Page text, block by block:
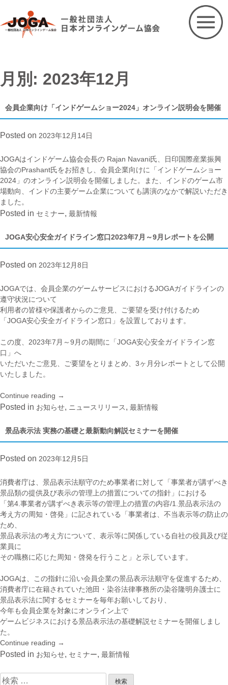
content
月別: 2023年12月
会員企業向け「インドゲームショー2024」オンライン説明会を開催
Posted on 2023年12月14日
JOGAはインドゲーム協会会長の Rajan Navani氏、日印国際産業振興
協会のPrashant氏をお招きし、会員企業向けに「インドゲームショー
2024」のオンライン説明会を開催しました。また、インドのゲーム市
場動向、インドの主要ゲーム企業についても講演のなかで解説いただき
ました。
Posted in セミナー, 最新情報
JOGA安心安全ガイドライン窓口2023年7月～9月レポートを公開
Posted on 2023年12月8日
JOGAでは、会員企業のゲームサービスにおけるJOGAガイドラインの
遵守状況について
利用者の皆様や保護者からのご意見、ご要望を受け付けるため
「JOGA安心安全ガイドライン窓口」を設置しております。
この度、2023年7月～9月の期間に「JOGA安心安全ガイドライン窓
口」へ
いただいたご意見、ご要望をとりまとめ、3ヶ月分レポートとして公開
いたしました。
Continue reading “JOGA
安
安
イ
ラ
イ
ン
窓
2023
7
～
9
月
レ
ポ
ト
を
開”
→
Posted in お知らせ, ニュースリリース, 最新情報
景品表示法 実務の基礎と最新動向解説セミナーを開催
Posted on 2023年12月5日
消費者庁は、景品表示法順守のため事業者に対して「事業者が講ずべき
景品類の提供及び表示の管理上の措置についての指針」における
「第4.事業者が講ずべき表示等の管理上の措置の内容/1.景品表示法の
考え方の周知・啓発」に記されている「事業者は、不当表示等の防止の
ため、
景品表示法の考え方について、表示等に関係している自社の役員及び従
業員に
その職務に応じた周知・啓発を行うこと」と示しています。
JOGAは、この指針に沿い会員企業の景品表示法順守を促進するため、
消費者庁に在籍されていた池田・染谷法律事務所の染谷隆明弁護士に
景品表示法に関するセミナーを毎年お願いしており、
今年も会員企業を対象にオンライン上で
ゲームビジネスにおける景品表示法の基礎解説セミナーを開催しまし
た。
Continue reading “景
品
示
→
Posted in お知らせ, セミナー, 最新情報
検